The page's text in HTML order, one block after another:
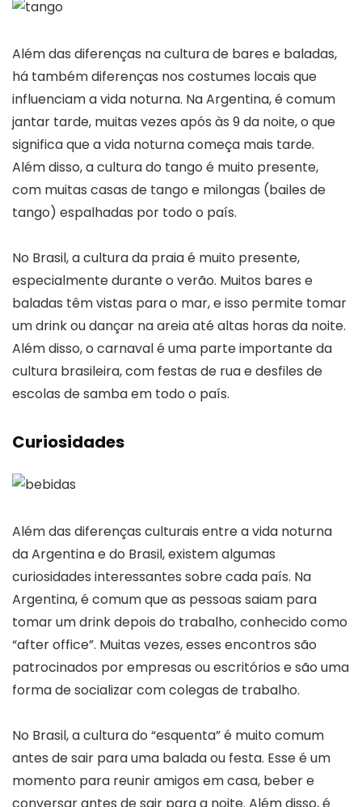
Além das diferenças na cultura de bares e baladas,
há também diferenças nos costumes locais que
influenciam a vida noturna. Na Argentina, é comum
jantar tarde, muitas vezes após às 9 da noite, o que
significa que a vida noturna começa mais tarde.
Além disso, a cultura do tango é muito presente,
com muitas casas de tango e milongas (bailes de
tango) espalhadas por todo o país.
No Brasil, a cultura da praia é muito presente,
especialmente durante o verão. Muitos bares e
baladas têm vistas para o mar, e isso permite tomar
um drink ou dançar na areia até altas horas da noite.
Além disso, o carnaval é uma parte importante da
cultura brasileira, com festas de rua e desfiles de
escolas de samba em todo o país.
Curiosidades
Além das diferenças culturais entre a vida noturna
da Argentina e do Brasil, existem algumas
curiosidades interessantes sobre cada país. Na
Argentina, é comum que as pessoas saiam para
tomar um drink depois do trabalho, conhecido como
“after office”. Muitas vezes, esses encontros são
patrocinados por empresas ou escritórios e são uma
forma de socializar com colegas de trabalho.
No Brasil, a cultura do “esquenta” é muito comum
antes de sair para uma balada ou festa. Esse é um
momento para reunir amigos em casa, beber e